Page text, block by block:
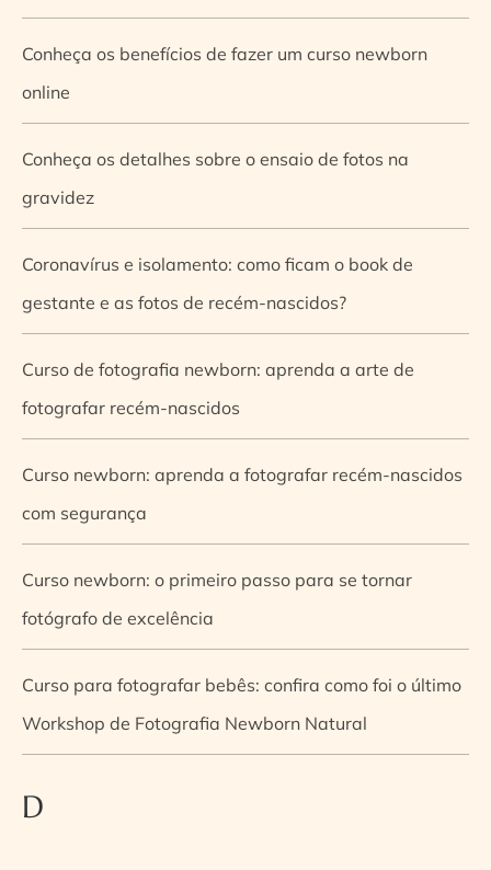
Conheça os benefícios de fazer um curso newborn
online
Conheça os detalhes sobre o ensaio de fotos na
gravidez
Coronavírus e isolamento: como ficam o book de
gestante e as fotos de recém-nascidos?
Curso de fotografia newborn: aprenda a arte de
fotografar recém-nascidos
Curso newborn: aprenda a fotografar recém-nascidos
com segurança
Curso newborn: o primeiro passo para se tornar
fotógrafo de excelência
Curso para fotografar bebês: confira como foi o último
Workshop de Fotografia Newborn Natural
D